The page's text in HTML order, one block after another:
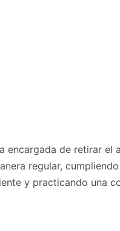
encargada de retirar
regular,
y practicando una